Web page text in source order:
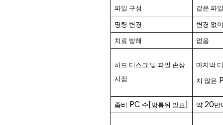
파일 구성 같은 파
명령 변경 변경 없
치료 방해 없음
하드 디스크 및 파일 손상
시점
마지막
지 않은
좀비 PC 수 [방통위 발표] 약 20만